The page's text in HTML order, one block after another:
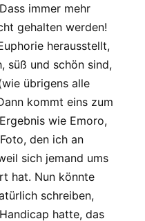
immer mehr
gehalten werden!
herausstellt,
süß und schön sind,
übrigens alle
kommt eins zum
wie Emoro,
den ich an
sich jemand ums
hat. Nun könnte
schreiben,
hatte, das